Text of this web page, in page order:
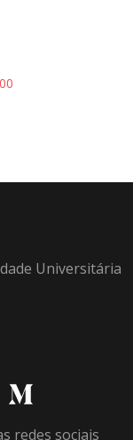
Universitária
redes sociais